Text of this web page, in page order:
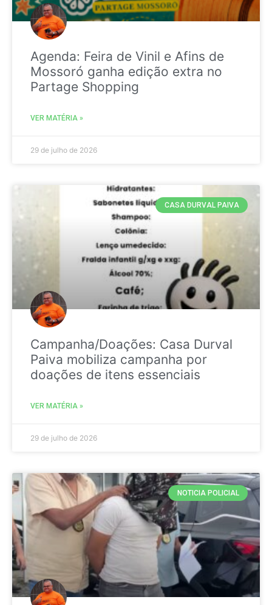
Agenda: Feira de Vinil e Afins de
Mossoró ganha edição extra no
Partage Shopping
VER MATÉRIA »
29 de julho de 2026
CASA DURVAL PAIVA
Campanha/Doações: Casa Durval
Paiva mobiliza campanha por
doações de itens essenciais
VER MATÉRIA »
29 de julho de 2026
NOTICIA POLICIAL